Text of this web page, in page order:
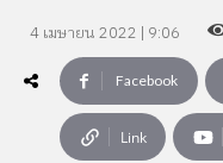
4 เมษายน 2022 | 9:06
Facebook
Link